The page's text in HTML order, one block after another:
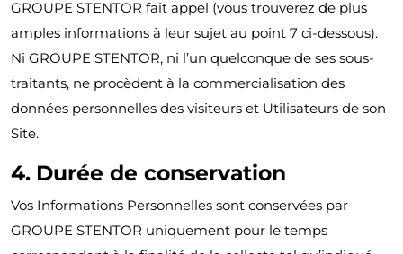
GROUPE STENTOR fait appel (vous trouverez de plus
amples informations à leur sujet au point 7 ci-dessous).
Ni GROUPE STENTOR, ni l’un quelconque de ses sous-
traitants, ne procèdent à la commercialisation des
données personnelles des visiteurs et Utilisateurs de son
Site.
4. Durée de conservation
Vos Informations Personnelles sont conservées par
GROUPE STENTOR uniquement pour le temps